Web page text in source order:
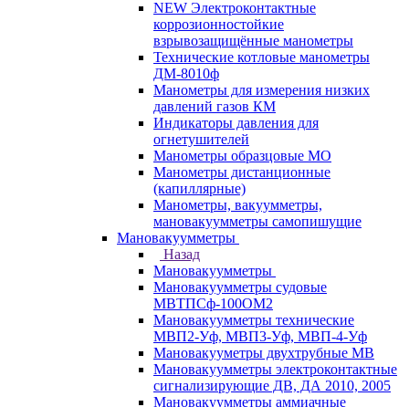
NEW Электроконтактные
коррозионностойкие
взрывозащищённые манометры
Технические котловые манометры
ДМ-8010ф
Манометры для измерения низких
давлений газов КМ
Индикаторы давления для
огнетушителей
Манометры образцовые МО
Манометры дистанционные
(капиллярные)
Манометры, вакуумметры,
мановакуумметры самопишущие
Мановакуумметры
Назад
Мановакуумметры
Мановакуумметры судовые
МВТПСф-100ОМ2
Мановакуумметры технические
МВП2-Уф, МВП3-Уф, МВП-4-Уф
Мановакууметры двухтрубные МВ
Мановакуумметры электроконтактные
сигнализирующие ДВ, ДА 2010, 2005
Мановакуумметры аммиачные